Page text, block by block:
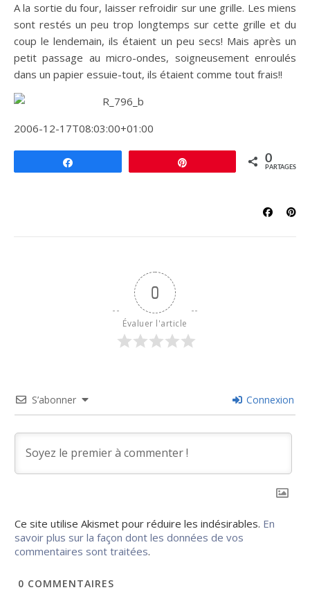
A la sortie du four, laisser refroidir sur une grille. Les miens
sont restés un peu trop longtemps sur cette grille et du
coup le lendemain, ils étaient un peu secs! Mais après un
petit passage au micro-ondes, soigneusement enroulés
dans un papier essuie-tout, ils étaient comme tout frais!!
2006-12-17T08:03:00+01:00
0
PARTAGES
0
Évaluer l'article
S’abonner Connexion
Ce site utilise Akismet pour réduire les indésirables. En
savoir plus sur la façon dont les données de vos
commentaires sont traitées.
0 COMMENTAIRES